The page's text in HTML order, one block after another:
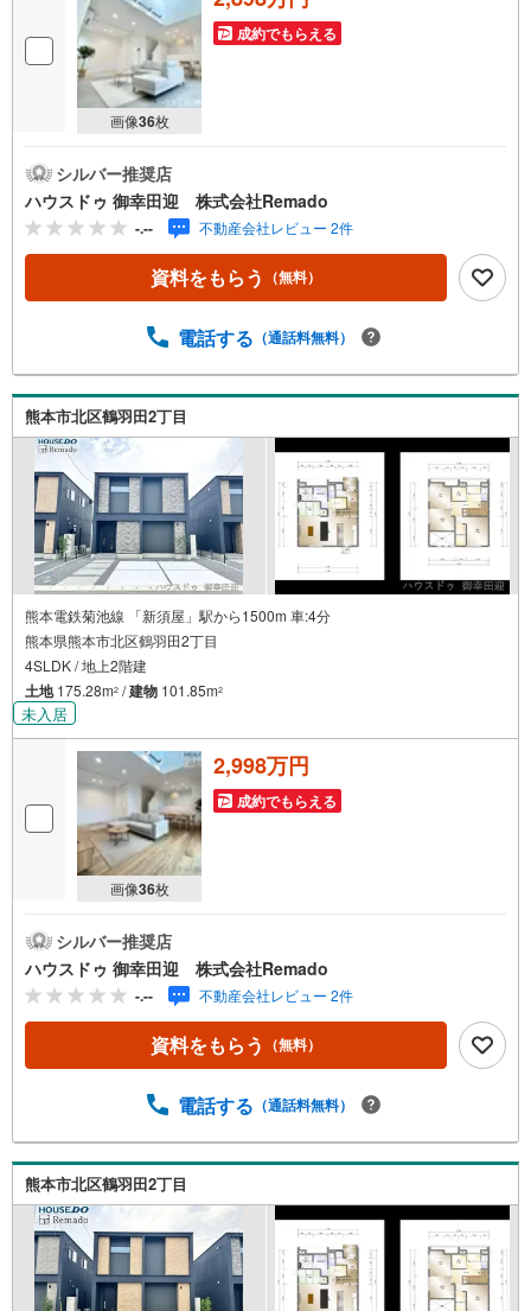
画像36枚
成約でもらえる
シルバー推奨店
ハウスドゥ 御幸田迎 株式会社Remado
-.-- 不動産会社レビュー 2件
資料をもらう （無料）
電話する （通話料無料）
熊本市北区鶴羽田2丁目
熊本電鉄菊池線 「新須屋」駅から1500m 車:4分
熊本県熊本市北区鶴羽田2丁目
4SLDK / 地上2階建
土地175.28m2 /建物 101.85m2
未入居
画像36枚
2,998万円
成約でもらえる
シルバー推奨店
ハウスドゥ 御幸田迎 株式会社Remado
-.-- 不動産会社レビュー 2件
資料をもらう （無料）
電話する （通話料無料）
熊本市北区鶴羽田2丁目